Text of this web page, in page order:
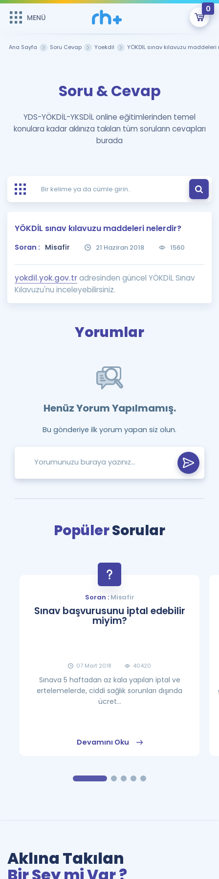
MENÜ
0
Şifremi Hatırlamıyorum
GİRİŞ YAP
Remzi Hoca ile seni sınava hazırlayacak onlarca eğitim seni
bekliyor!
MENÜ
Çalışma Paketleri
Kitaplar ve Kaynaklar
Ücretsiz Kaynaklar
Puan Hesaplama
Rehberlik Aracı
ÖSYM Sınav Takvimi
Kampanyalar
İngilizce Gramer
Blog
İngilizce Gramer
Hakkımızda
Ana Sayfa Soru Cevap Yoekdil YÖKDİL sınav kılavuzu
Soru & Cevap
YDS-YÖKDİL-YKSDİL online eğitimlerinden temel
konulara kadar aklınıza takılan tüm soruların cevapları
burada
YÖKDİL sınav kılavuzu maddeleri nelerdir?
Soran : Misafir 21 Haziran 2018 1560
yokdil.yok.gov.tradresinden güncel YÖKDİL Sınav
Kılavuzu'nu inceleyebilirsiniz.
Yorumlar
Henüz Yorum Yapılmamış.
Bu gönderiye ilk yorum yapan siz olun.
PopülerSorular
Soran :Misafir
Sınav başvurusunu iptal edebilir
miyim?
07 Mart 2018 40420
Sınava 5 haftadan az kala yapılan iptal ve
ertelemelerde, ciddi sağlık sorunları dışında
ücret...
Devamını Oku
Aklına Takılan